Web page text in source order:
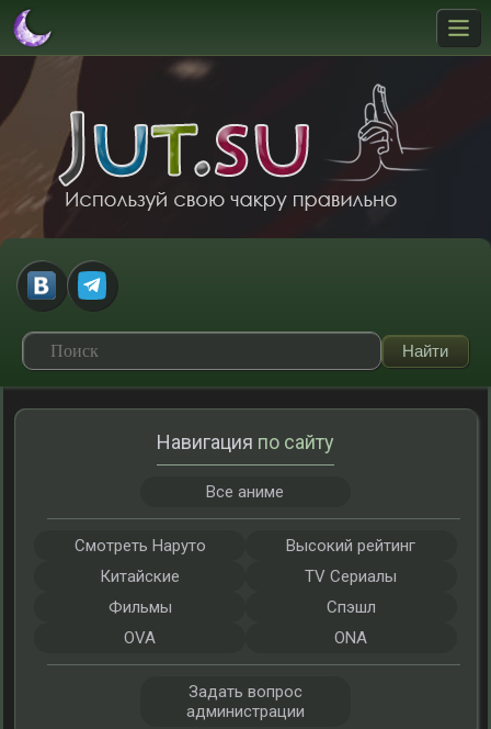
Навигация по сайту
Все аниме
Смотреть Наруто
Высокий рейтинг
Китайские
TV Сериалы
Фильмы
Спэшл
OVA
ONA
Задать вопрос
администрации